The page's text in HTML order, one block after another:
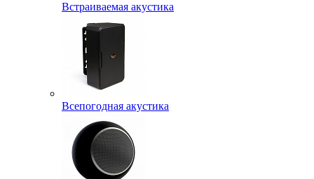
Встраиваемая акустика
Всепогодная акустика